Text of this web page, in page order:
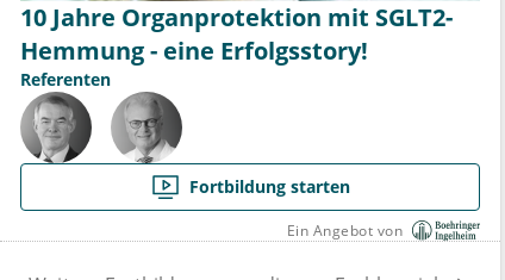
10 Jahre Organprotektion mit SGLT2-
Hemmung - eine Erfolgsstory!
Referenten
Fortbildung starten
Ein Angebot von